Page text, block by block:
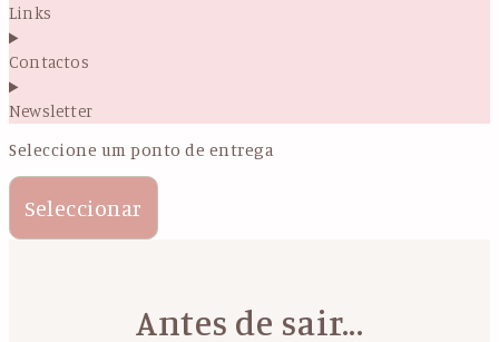
Links
Contactos
Newsletter
Seleccione um ponto de entrega
Seleccionar
Antes de sair...